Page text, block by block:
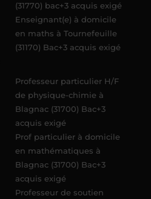
(31770) bac+3 acquis exigé
Enseignant(e) à domicile
en maths à Tournefeuille
(31170) Bac+3 acquis exigé
Professeur particulier H/F
de physique-chimie à
Blagnac (31700) Bac+3
acquis exigé
Prof particulier à domicile
en mathématiques à
Blagnac (31700) Bac+3
acquis exigé
Professeur de soutien